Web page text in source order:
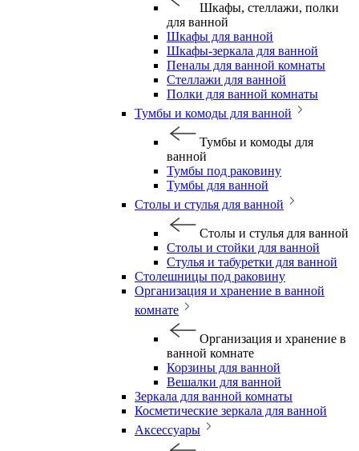
Шкафы, стеллажи, полки
для ванной
Шкафы для ванной
Шкафы-зеркала для ванной
Пеналы для ванной комнаты
Стеллажи для ванной
Полки для ванной комнаты
Тумбы и комоды для ванной
Тумбы и комоды для
ванной
Тумбы под раковину
Тумбы для ванной
Столы и стулья для ванной
Столы и стулья для ванной
Столы и стойки для ванной
Стулья и табуретки для ванной
Столешницы под раковину
Организация и хранение в ванной
комнате
Организация и хранение в
ванной комнате
Корзины для ванной
Вешалки для ванной
Зеркала для ванной комнаты
Косметические зеркала для ванной
Аксессуары